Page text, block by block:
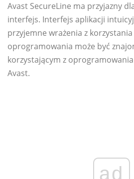
Avast SecureLine ma przyjazny
interfejs. Interfejs aplikacji
przyjemne wrażenia z
oprogramowania może być
korzystającym z
Avast.
ad